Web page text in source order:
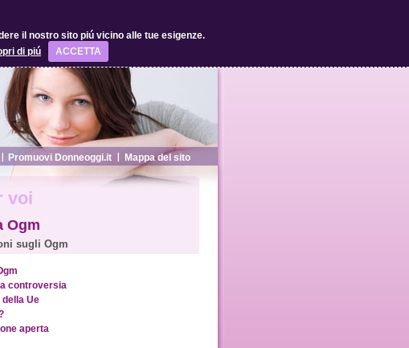
il nostro sito piú vicino alle tue esigenze.
di piú ACCETTA
Promuovi Donneoggi.it Mappa del sito
voi
Ogm
sugli Ogm
controversia
della Ue
aperta